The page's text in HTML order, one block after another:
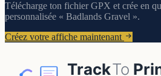
Télécharge ton fichier GPX et crée en
personnalisée « Badlands Gravel ».
Créez votre affiche maintenant